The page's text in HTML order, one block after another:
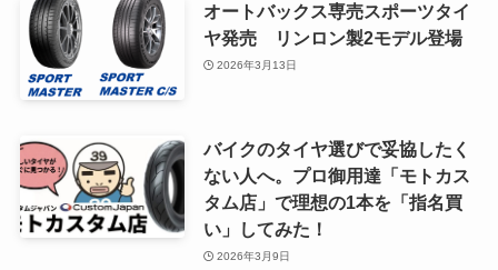
オートバックス専売スポーツタイ
ヤ発売 リンロン製2モデル登場
2026年3月13日
バイクのタイヤ選びで妥協したく
ない人へ。プロ御用達「モトカス
タム店」で理想の1本を「指名買
い」してみた！
2026年3月9日